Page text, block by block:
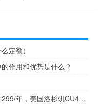
定额）
作用和优势是什么？
CubeCloud魔方云，美国VPS特价￥299/年，美国洛杉矶CU4837，KVM虚拟/1Gbps带宽/金盾CC清洗标准防护